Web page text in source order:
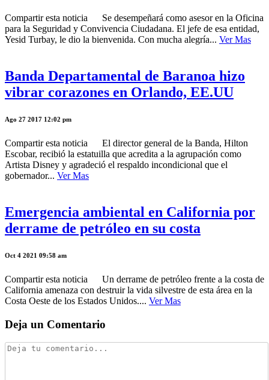
Compartir esta noticia Se desempeñará como asesor en la Oficina
para la Seguridad y Convivencia Ciudadana. El jefe de esa entidad,
Yesid Turbay, le dio la bienvenida. Con mucha alegría... Ver Mas
Banda Departamental de Baranoa hizo
vibrar corazones en Orlando, EE.UU
Ago 27 2017 12:02 pm
Compartir esta noticia El director general de la Banda, Hilton
Escobar, recibió la estatuilla que acredita a la agrupación como
Artista Disney y agradeció el respaldo incondicional que el
gobernador... Ver Mas
Emergencia ambiental en California por
derrame de petróleo en su costa
Oct 4 2021 09:58 am
Compartir esta noticia Un derrame de petróleo frente a la costa de
California amenaza con destruir la vida silvestre de esta área en la
Costa Oeste de los Estados Unidos.... Ver Mas
Deja un Comentario